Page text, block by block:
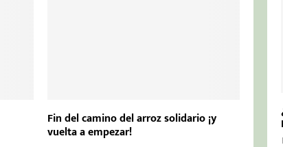
Fin del camino del arroz solidario ¡y
vuelta a empezar!